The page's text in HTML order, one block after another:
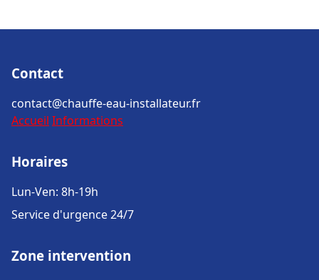
Contact
contact@chauffe-eau-installateur.fr
Accueil Informations
Horaires
Lun-Ven: 8h-19h
Service d'urgence 24/7
Zone intervention